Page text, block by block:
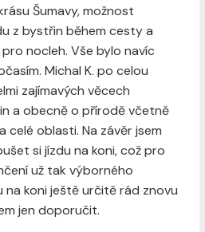
Šumavy, možnost
z bystřin během cesty a
nocleh. Vše bylo navíc
Michal K. po celou
zajímavých věcech
a obecně o přírodě včetně
celé oblasti. Na závěr jsem
si jízdu na koni, což pro
už tak výborného
na koni ještě určitě rád znovu
jen doporučit.